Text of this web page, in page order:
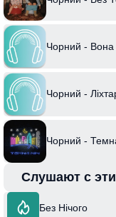
Чорний -
Чорний -
Чорний -
Слушают с
Без Нічого